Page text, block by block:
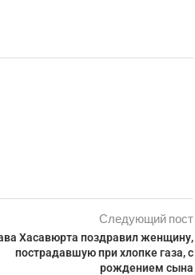
Следующий пост
Хасавюрта поздравил женщину,
пострадавшую при хлопке газа, с
рождением сына